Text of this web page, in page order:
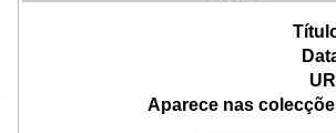
Aparece nas